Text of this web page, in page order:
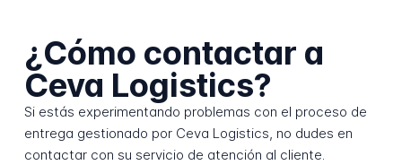
¿Cómo contactar a
Ceva Logistics?
Si estás experimentando problemas con el proceso de
entrega gestionado por Ceva Logistics, no dudes en
contactar con su servicio de atención al cliente.